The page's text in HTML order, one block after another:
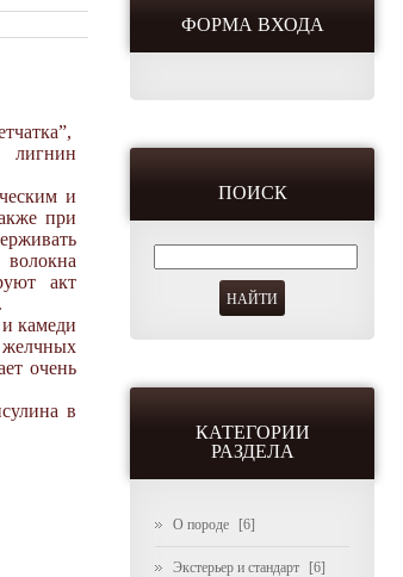
лигнин
и
при
акт
камеди
желчных
очень
в
ФОРМА ВХОДА
ПОИСК
КАТЕГОРИИ
РАЗДЕЛА
О породе [6]
Экстерьер и стандарт [6]